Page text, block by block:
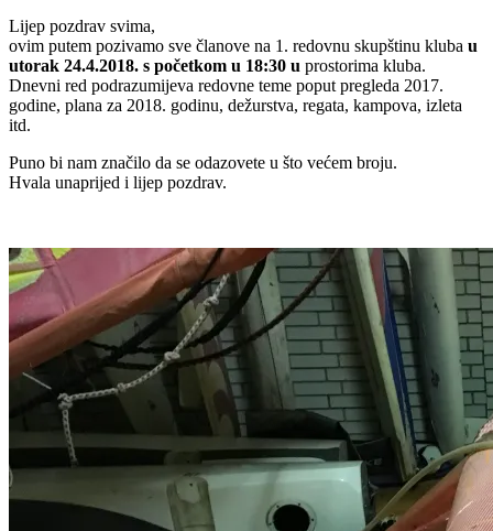
Lijep pozdrav svima,
ovim putem pozivamo sve članove na 1. redovnu skupštinu kluba u
utorak 24.4.2018. s početkom u 18:30 u prostorima kluba.
Dnevni red podrazumijeva redovne teme poput pregleda 2017.
godine, plana za 2018. godinu, dežurstva, regata, kampova, izleta
itd.
Puno bi nam značilo da se odazovete u što većem broju.
Hvala unaprijed i lijep pozdrav.